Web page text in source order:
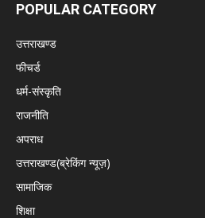
POPULAR CATEGORY
उत्तराखण्ड
फीचर्ड
धर्म-संस्कृति
राजनीति
अपराध
उत्तराखण्ड(ब्रेकिंग न्यूज़)
सामाजिक
शिक्षा